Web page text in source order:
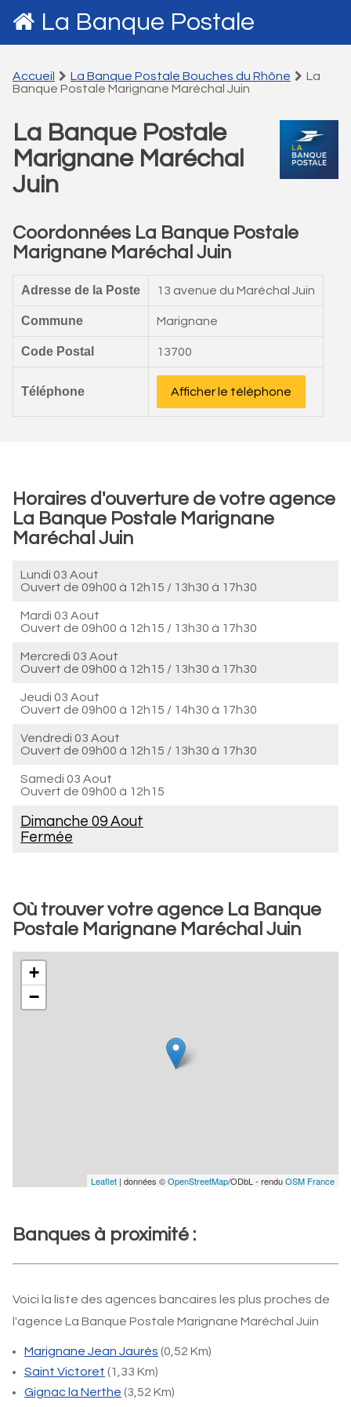
La Banque Postale
Accueil La Banque Postale Bouches du Rhône
La
Banque Postale Marignane Maréchal Juin
La Banque Postale
Marignane Maréchal
Juin
Coordonnées La Banque Postale
Marignane Maréchal Juin
Adresse de la Poste 13 avenue du Maréchal Juin
Commune Marignane
Code Postal 13700
Téléphone Afficher le téléphone
Horaires d'ouverture de votre agence
La Banque Postale Marignane
Maréchal Juin
Lundi 03 Aout
Ouvert de 09h00 à 12h15 / 13h30 à 17h30
Mardi 03 Aout
Ouvert de 09h00 à 12h15 / 13h30 à 17h30
Mercredi 03 Aout
Ouvert de 09h00 à 12h15 / 13h30 à 17h30
Jeudi 03 Aout
Ouvert de 09h00 à 12h15 / 14h30 à 17h30
Vendredi 03 Aout
Ouvert de 09h00 à 12h15 / 13h30 à 17h30
Samedi 03 Aout
Ouvert de 09h00 à 12h15
Dimanche 09 Aout
Fermée
Où trouver votre agence La Banque
Postale Marignane Maréchal Juin
+
−
Leaflet | données ©OpenStreetMap/ODbL - renduOSM France
Banques à proximité :
Voici la liste des agences bancaires les plus proches de
l'agence La Banque Postale Marignane Maréchal Juin
Marignane Jean Jaurès (0,52 Km)
Saint Victoret (1,33 Km)
Gignac la Nerthe (3,52 Km)